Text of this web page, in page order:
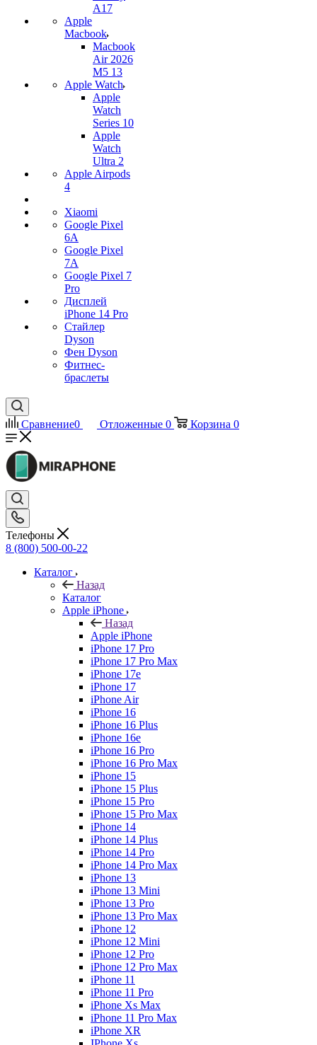
A17
Apple
Macbook
Macbook
Air 2026
M5 13
Apple Watch
Apple
Watch
Series 10
Apple
Watch
Ultra 2
Apple Airpods
4
Xiaomi
Google Pixel
6A
Google Pixel
7А
Google Pixel 7
Pro
Дисплей
iPhone 14 Pro
Стайлер
Dyson
Фен Dyson
Фитнес-
браслеты
Сравнение0 Отложенные 0 Корзина 0
Телефоны
8 (800) 500-00-22
Каталог
Назад
Каталог
Apple iPhone
Назад
Apple iPhone
iPhone 17 Pro
iPhone 17 Pro Max
iPhone 17e
iPhone 17
iPhone Air
iPhone 16
iPhone 16 Plus
iPhone 16e
iPhone 16 Pro
iPhone 16 Pro Max
iPhone 15
iPhone 15 Plus
iPhone 15 Pro
iPhone 15 Pro Max
iPhone 14
iPhone 14 Plus
iPhone 14 Pro
iPhone 14 Pro Max
iPhone 13
iPhone 13 Mini
iPhone 13 Pro
iPhone 13 Pro Max
iPhone 12
iPhone 12 Mini
iPhone 12 Pro
iPhone 12 Pro Max
iPhone 11
iPhone 11 Pro
iPhone Xs Max
iPhone 11 Pro Max
iPhone XR